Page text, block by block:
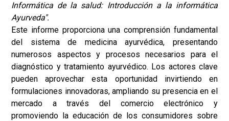
Informática de la salud: Introducción a la informática
Ayurveda".
Este informe proporciona una comprensión fundamental
del sistema de medicina ayurvédica, presentando
numerosos aspectos y procesos necesarios para el
diagnóstico y tratamiento ayurvédico. Los actores clave
pueden aprovechar esta oportunidad invirtiendo en
formulaciones innovadoras, ampliando su presencia en el
mercado a través del comercio electrónico y
promoviendo la educación de los consumidores sobre